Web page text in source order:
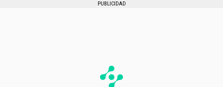
PUBLICIDAD